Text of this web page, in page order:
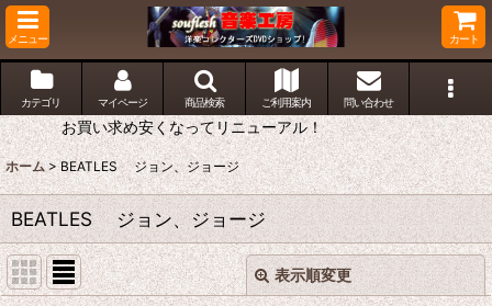
メニュー カート
カテゴリ マイページ 商品検索 ご利用案内 問い合わせ
お買い求め安くなってリニューアル！
ホーム > BEATLES ジョン、ジョージ
BEATLES ジョン、ジョージ
表示順変更 閉じる